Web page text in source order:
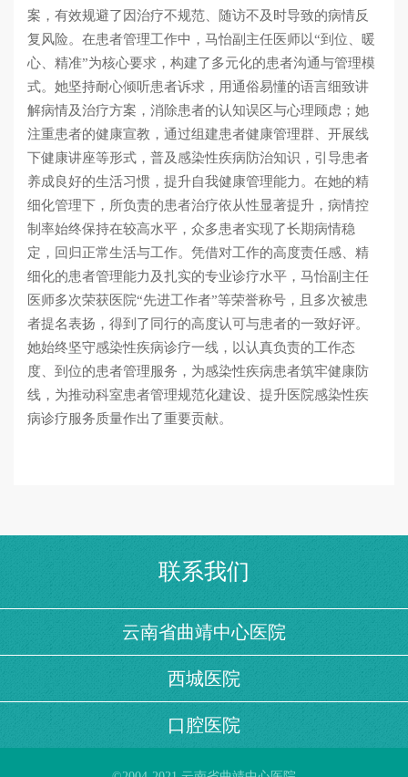
案，有效规避了因治疗不规范、随访不及时导致的病情反
复风险。在患者管理工作中，马怡副主任医师以“到位、暖
心、精准”为核心要求，构建了多元化的患者沟通与管理模
式。她坚持耐心倾听患者诉求，用通俗易懂的语言细致讲
解病情及治疗方案，消除患者的认知误区与心理顾虑；她
注重患者的健康宣教，通过组建患者健康管理群、开展线
下健康讲座等形式，普及感染性疾病防治知识，引导患者
养成良好的生活习惯，提升自我健康管理能力。在她的精
细化管理下，所负责的患者治疗依从性显著提升，病情控
制率始终保持在较高水平，众多患者实现了长期病情稳
定，回归正常生活与工作。凭借对工作的高度责任感、精
细化的患者管理能力及扎实的专业诊疗水平，马怡副主任
医师多次荣获医院“先进工作者”等荣誉称号，且多次被患
者提名表扬，得到了同行的高度认可与患者的一致好评。
她始终坚守感染性疾病诊疗一线，以认真负责的工作态
度、到位的患者管理服务，为感染性疾病患者筑牢健康防
线，为推动科室患者管理规范化建设、提升医院感染性疾
病诊疗服务质量作出了重要贡献。
联系我们
云南省曲靖中心医院
西城医院
口腔医院